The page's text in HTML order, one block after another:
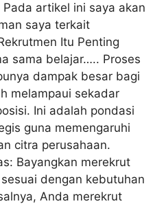
artikel ini saya akan
saya terkait
Itu Penting
sama belajar….. Proses
dampak besar bagi
melampaui sekadar
Ini adalah pondasi
guna memengaruhi
citra perusahaan.
Bayangkan merekrut
dengan kebutuhan
Anda merekrut